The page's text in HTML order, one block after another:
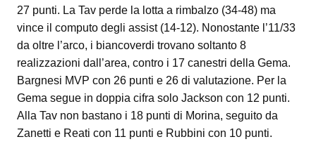
27 punti. La Tav perde la lotta a rimbalzo (34-48) ma
vince il computo degli assist (14-12). Nonostante l’11/33
da oltre l’arco, i biancoverdi trovano soltanto 8
realizzazioni dall’area, contro i 17 canestri della Gema.
Bargnesi MVP con 26 punti e 26 di valutazione. Per la
Gema segue in doppia cifra solo Jackson con 12 punti.
Alla Tav non bastano i 18 punti di Morina, seguito da
Zanetti e Reati con 11 punti e Rubbini con 10 punti.